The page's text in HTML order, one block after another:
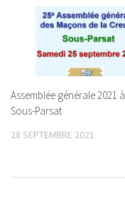
Assemblée générale 2021 à
Sous-Parsat
28 SEPTEMBRE 2021